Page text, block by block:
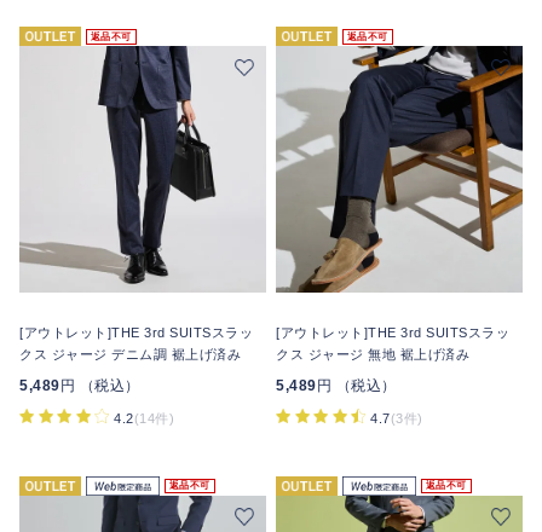
返品不可
[アウトレット]THE 3rd SUITSスラッ
クス ジャージ デニム調 裾上げ済み
5,489 円 （税込）
4.2(14件)
返品不可
[アウトレット]THE 3rd SUITSスラッ
クス ジャージ 無地 裾上げ済み
5,489 円 （税込）
4.7(3件)
返品不可 返品不可